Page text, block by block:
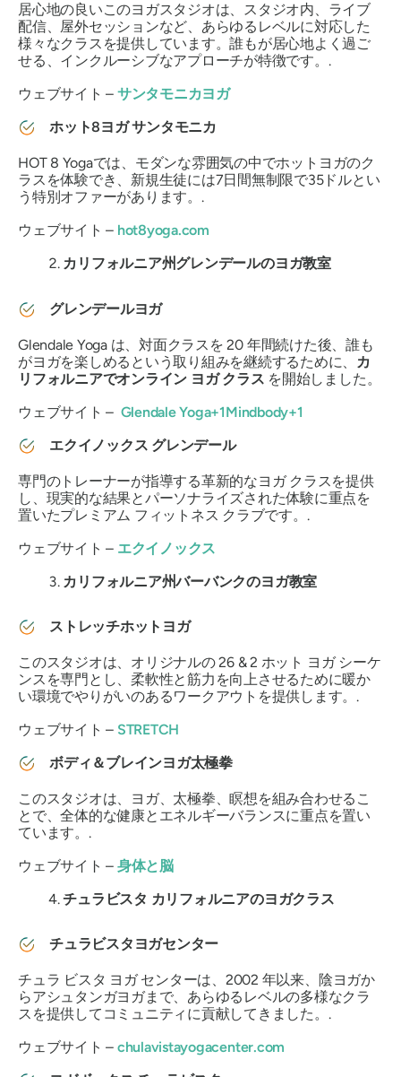
居心地の良いこのヨガスタジオは、スタジオ内、ライブ
配信、屋外セッションなど、あらゆるレベルに対応した
様々なクラスを提供しています。誰もが居心地よく過ご
せる、インクルーシブなアプローチが特徴です。.
ウェブサイト – サンタモニカヨガ
ホット8ヨガ サンタモニカ
HOT 8 Yogaでは、モダンな雰囲気の中でホットヨガのク
ラスを体験でき、新規生徒には7日間無制限で35ドルとい
う特別オファーがあります。.
ウェブサイト – hot8yoga.com
カリフォルニア州グレンデールのヨガ教室
グレンデールヨガ
Glendale Yoga は、対面クラスを 20 年間続けた後、誰も
がヨガを楽しめるという取り組みを継続するために、 カ
リフォルニアでオンライン ヨガ クラス を開始しました。
ウェブサイト – Glendale Yoga+1Mindbody+1
エクイノックス グレンデール
専門のトレーナーが指導する革新的なヨガ クラスを提供
し、現実的な結果とパーソナライズされた体験に重点を
置いたプレミアム フィットネス クラブです。.
ウェブサイト – エクイノックス
カリフォルニア州バーバンクのヨガ教室
ストレッチホットヨガ
このスタジオは、オリジナルの 26 & 2 ホット ヨガ シーケ
ンスを専門とし、柔軟性と筋力を向上させるために暖か
い環境でやりがいのあるワークアウトを提供します。.
ウェブサイト – STRETCH
ボディ＆ブレインヨガ太極拳
このスタジオは、ヨガ、太極拳、瞑想を組み合わせるこ
とで、全体的な健康とエネルギーバランスに重点を置い
ています。.
ウェブサイト – 身体と脳
チュラビスタ カリフォルニアのヨガクラス
チュラビスタヨガセンター
チュラ ビスタ ヨガ センターは、2002 年以来、陰ヨガか
らアシュタンガヨガまで、あらゆるレベルの多様なクラ
スを提供してコミュニティに貢献してきました。.
ウェブサイト – chulavistayogacenter.com